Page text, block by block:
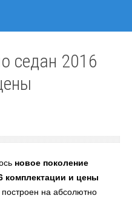
седан 2016
новое поколение
комплектации и цены
построен на абсолютно